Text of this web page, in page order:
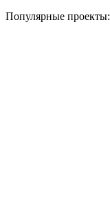
Популярные проекты: